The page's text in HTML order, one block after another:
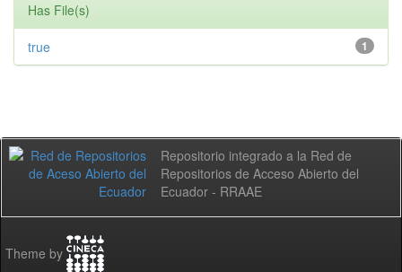
Has File(s)
1
true
Repositorio integrado a la Red de
Repositorios de Acceso Abierto del
Ecuador - RRAAE
Theme by